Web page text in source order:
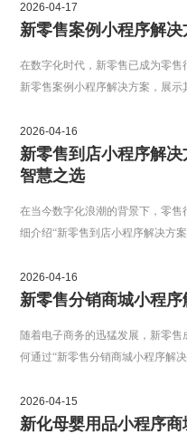
2026-04-17
新零售案例小程序解决
在数字化时代，新零售已成为零
新零售案例小程序解决方案，展示
2026-04-16
新零售到店小程序解
智慧之选
在当今数字化浪潮的背景下，零
细介绍“新零售到店小程序解决方
2026-04-16
新零售分销商城小程序
随着电子商务的迅猛发展，新零
何通过“新零售分销商城小程序解
2026-04-15
新化母婴用品小程序